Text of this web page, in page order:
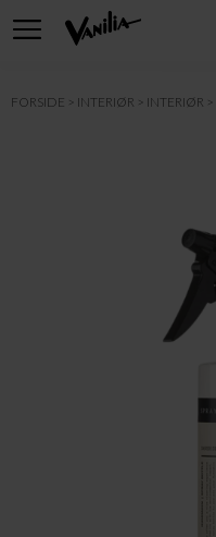
FORSIDE INTERIØR INTERIØR